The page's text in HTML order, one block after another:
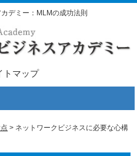
デミー：MLMの成功法則
トマップ
> ネットワークビジネスに必要な心構